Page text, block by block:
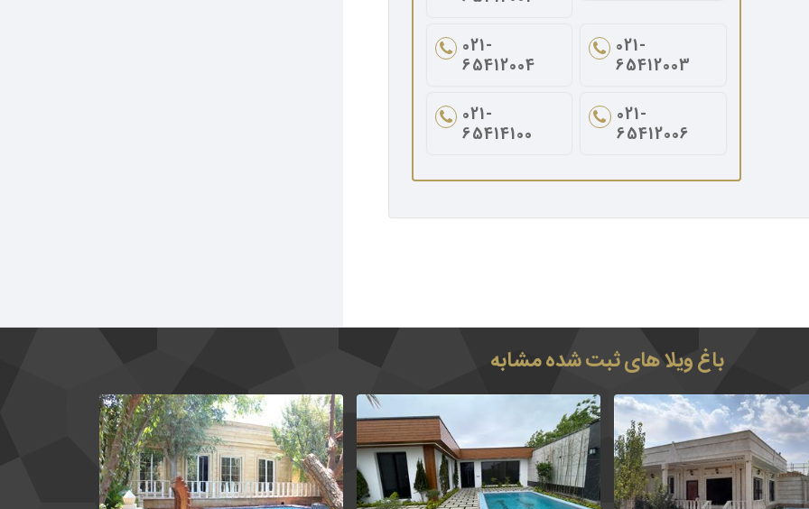
021-
65412003
021-
65412004
021-
65412006
021-
65414100
باغ ویلا های ثبت شده مشابه
1000 متر باغ با درختان کهن سال مثمر میوه در
منطقه ای کاملا باغ ویلایی در غرب استان تهران این
باغ دارای 120 متر ویلا لوکس دو خوابه با امکانات
رفاهی کامل در انتهای این باغ قرار گرفته است *
دارای 2 اتاق خواب بزرگ به صورت مستر در ابعاد
استاندارد
375 متر مساحت باغ در منطقه باغ ولایی ملارد
ویلای جنوبی دارای 130 متر ویلا با طراحی مدرن
شیک و زیبا در منطقه ویلایی و
ملارد ویلا شمالی در شهرستان
ملارد با 580 متر مربع مساحت و 100 متر بنا شیک
کلیه امکانات رفاهی از جمله استخر
قابل استفاده به صورت چهارفصل می